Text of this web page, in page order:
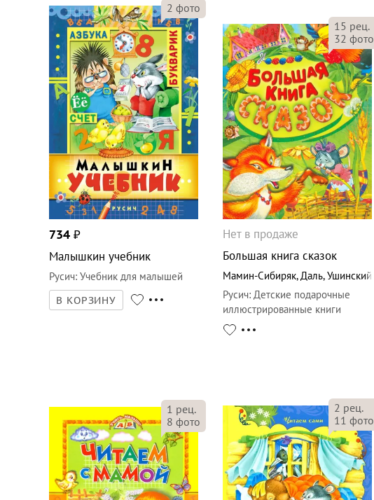
2 фото
734 ₽
Малышкин учебник
Русич:Учебник для малышей
В КОРЗИНУ
15 рец.
32 фото
Нет в продаже
Большая книга сказок
Мамин-Сибиряк,Даль,Ушинский
Русич: Детские подарочные
иллюстрированные книги
1 рец.
8 фото
2 рец.
11 фото